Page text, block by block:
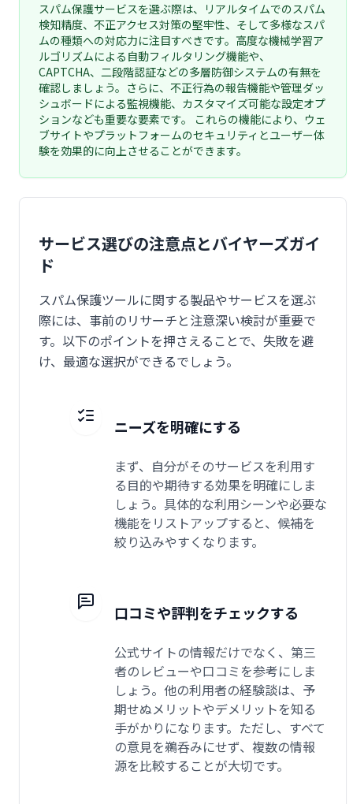
スパム保護サービスを選ぶ際は、リアルタイムでのスパム
検知精度、不正アクセス対策の堅牢性、そして多様なスパ
ムの種類への対応力に注目すべきです。高度な機械学習ア
ルゴリズムによる自動フィルタリング機能や、
CAPTCHA、二段階認証などの多層防御システムの有無を
確認しましょう。さらに、不正行為の報告機能や管理ダッ
シュボードによる監視機能、カスタマイズ可能な設定オプ
ションなども重要な要素です。 これらの機能により、ウェ
ブサイトやプラットフォームのセキュリティとユーザー体
験を効果的に向上させることができます。
サービス選びの注意点とバイヤーズガイ
ド
スパム保護ツールに関する製品やサービスを選ぶ
際には、事前のリサーチと注意深い検討が重要で
す。以下のポイントを押さえることで、失敗を避
け、最適な選択ができるでしょう。
ニーズを明確にする
まず、自分がそのサービスを利用す
る目的や期待する効果を明確にしま
しょう。具体的な利用シーンや必要な
機能をリストアップすると、候補を
絞り込みやすくなります。
口コミや評判をチェックする
公式サイトの情報だけでなく、第三
者のレビューや口コミを参考にしま
しょう。他の利用者の経験談は、予
期せぬメリットやデメリットを知る
手がかりになります。ただし、すべて
の意見を鵜呑みにせず、複数の情報
源を比較することが大切です。